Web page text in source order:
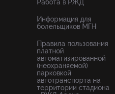
Работа в РЖД
Информация для
болельщиков МГН
Правила пользования
платной
автоматизированной
(неохраняемой)
парковкой
автотранспорта на
территории стадиона